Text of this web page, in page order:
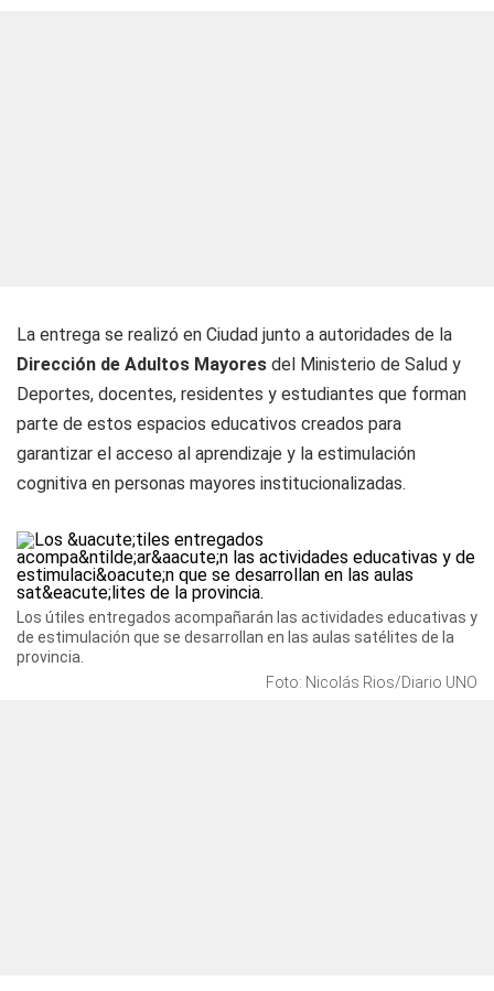
La entrega se realizó en Ciudad junto a autoridades de la
Dirección de Adultos Mayores del Ministerio de Salud y
Deportes, docentes, residentes y estudiantes que forman
parte de estos espacios educativos creados para
garantizar el acceso al aprendizaje y la estimulación
cognitiva en personas mayores institucionalizadas.
Los útiles entregados acompañarán las actividades educativas y
de estimulación que se desarrollan en las aulas satélites de la
provincia.
Foto: Nicolás Rios/Diario UNO